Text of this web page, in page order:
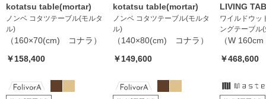
kotatsu table(mortar)
ノンベ コタツテーブル(モルタ
ル)
（160×70(cm) コナラ）
￥158,400
kotatsu table(mortar)
ノンベ コタツテーブル(モルタ
ル)
（140×80(cm) コナラ）
￥149,600
LIVING
ワイルドウッ
ングテーブル
（W
￥468,600